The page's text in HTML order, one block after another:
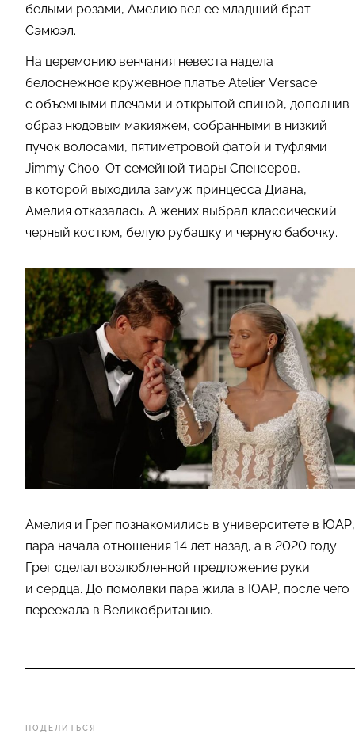
ПОДЕЛИТЬСЯ
белыми розами, Амелию вел ее младший брат
Сэмюэл.
На церемонию венчания невеста надела
белоснежное кружевное платье Atelier Versace
с объемными плечами и открытой спиной, дополнив
образ нюдовым макияжем, собранными в низкий
пучок волосами, пятиметровой фатой и туфлями
Jimmy Choo. От семейной тиары Спенсеров,
в которой выходила замуж принцесса Диана,
Амелия отказалась. А жених выбрал классический
черный костюм, белую рубашку и черную бабочку.
Амелия и Грег познакомились в университете в ЮАР,
пара начала отношения 14 лет назад, а в 2020 году
Грег сделал возлюбленной предложение руки
и сердца. До помолвки пара жила в ЮАР, после чего
переехала в Великобританию.